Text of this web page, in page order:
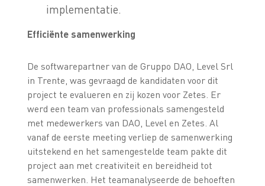
implementatie.
Efficiënte samenwerking
De softwarepartner van de Gruppo DAO, Level Srl
in Trente, was gevraagd de kandidaten voor dit
project te evalueren en zij kozen voor Zetes. Er
werd een team van professionals samengesteld
met medewerkers van DAO, Level en Zetes. Al
vanaf de eerste meeting verliep de samenwerking
uitstekend en het samengestelde team pakte dit
project aan met creativiteit en bereidheid tot
samenwerken. Het teamanalyseerde de behoeften